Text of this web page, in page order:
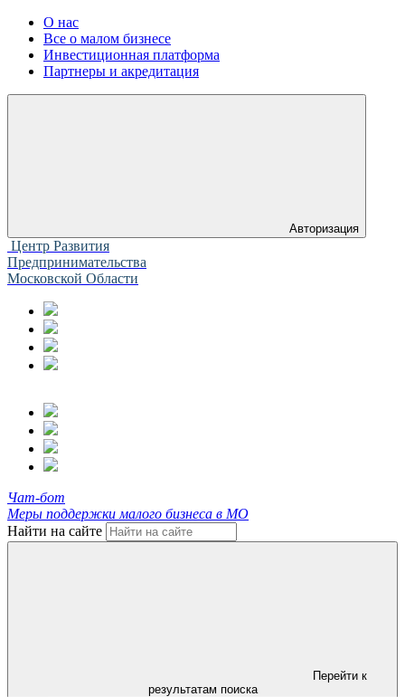
О нас
Все о малом бизнесе
Инвестиционная платформа
Партнеры и акредитация
Авторизация
Центр Развития
Предпринимательства
Московской Области
Чат-бот
Меры поддержки малого бизнеса в МО
Найти на сайте
Перейти к
результатам поиска